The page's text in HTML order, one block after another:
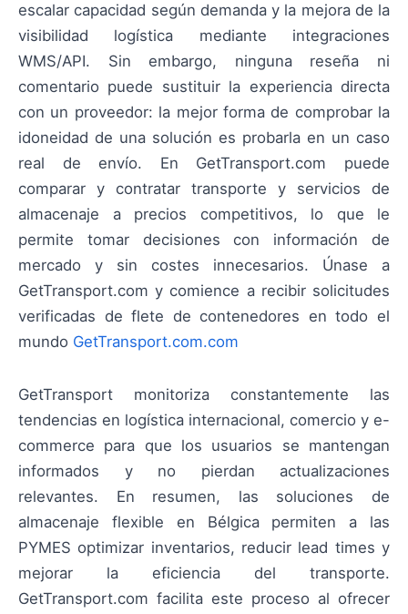
escalar capacidad según demanda y la mejora de la
visibilidad logística mediante integraciones
WMS/API. Sin embargo, ninguna reseña ni
comentario puede sustituir la experiencia directa
con un proveedor: la mejor forma de comprobar la
idoneidad de una solución es probarla en un caso
real de envío. En GetTransport.com puede
comparar y contratar transporte y servicios de
almacenaje a precios competitivos, lo que le
permite tomar decisiones con información de
mercado y sin costes innecesarios. Únase a
GetTransport.com y comience a recibir solicitudes
verificadas de flete de contenedores en todo el
mundo GetTransport.com.com
GetTransport monitoriza constantemente las
tendencias en logística internacional, comercio y e-
commerce para que los usuarios se mantengan
informados y no pierdan actualizaciones
relevantes. En resumen, las soluciones de
almacenaje flexible en Bélgica permiten a las
PYMES optimizar inventarios, reducir lead times y
mejorar la eficiencia del transporte.
GetTransport.com facilita este proceso al ofrecer